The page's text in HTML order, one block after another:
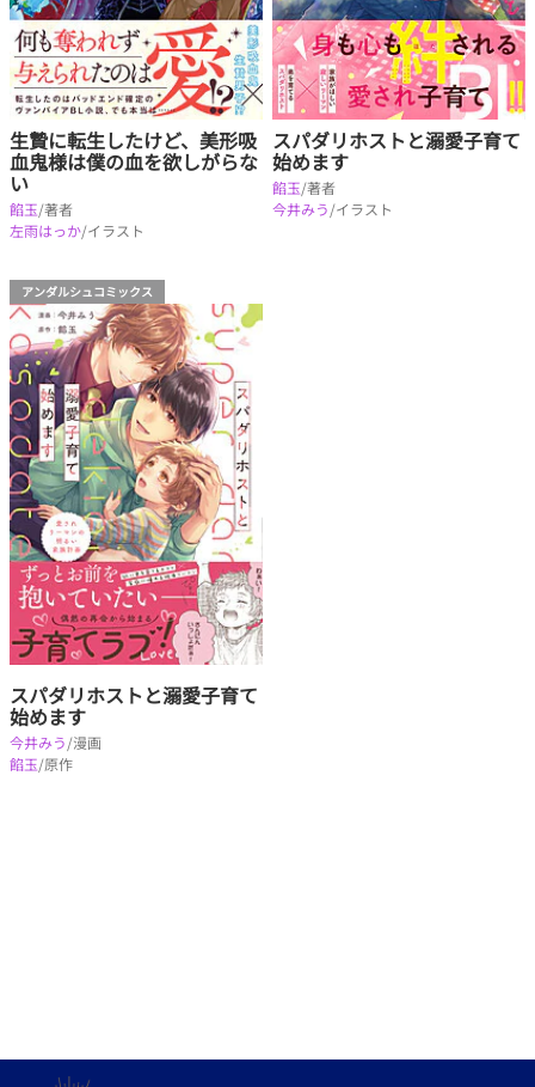
生贄に転生したけど、美形吸
血鬼様は僕の血を欲しがらな
い
餡玉/著者
左雨はっか/イラスト
スパダリホストと溺愛子育て
始めます
餡玉/著者
今井みう/イラスト
アンダルシュコミックス
スパダリホストと溺愛子育て
始めます
今井みう/漫画
餡玉/原作